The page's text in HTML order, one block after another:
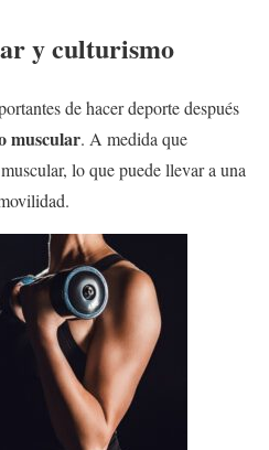
y culturismo
de hacer deporte después
muscular. A medida que
lo que puede llevar a una